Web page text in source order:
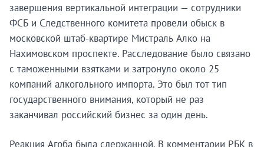
завершения вертикальной интеграции — сотрудники
ФСБ и Следственного комитета провели обыск в
московской штаб-квартире Мистраль Алко на
Нахимовском проспекте. Расследование было связано
с таможенными взятками и затронуло около 25
компаний алкогольного импорта. Это был тот тип
государственного внимания, который не раз
заканчивал российский бизнес за один день.
Реакция Агрба была сдержанной. В комментарии РБК в